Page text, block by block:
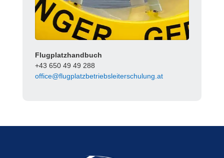
Flugplatzhandbuch
+43 650 49 49 288
office@flugplatzbetriebsleiterschulung.at